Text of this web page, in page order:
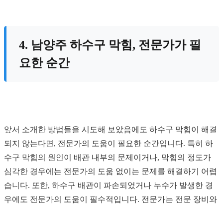
4. 남양주 하수구 막힘, 전문가가 필
요한 순간
앞서 소개한 방법들을 시도해 보았음에도 하수구 막힘이 해결
되지 않는다면, 전문가의 도움이 필요한 순간입니다. 특히 하
수구 막힘의 원인이 배관 내부의 문제이거나, 막힘의 정도가
심각한 경우에는 전문가의 도움 없이는 문제를 해결하기 어렵
습니다. 또한, 하수구 배관이 파손되었거나 누수가 발생한 경
우에도 전문가의 도움이 필수적입니다. 전문가는 전문 장비와